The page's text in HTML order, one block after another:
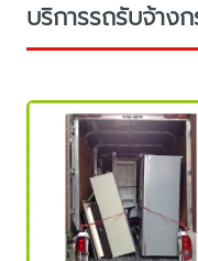
บริการรถรับจ้าง